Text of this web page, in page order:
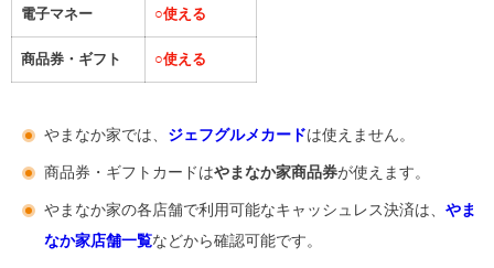
電子マネー ○使える
商品券・ギフト ○使える
やまなか家では、 ジェフグルメカードは使えません。
商品券・ギフトカードはやまなか家商品券が使えます。
やまなか家の各店舗で利用可能なキャッシュレス決済は、 やま
なか家店舗一覧などから確認可能です。